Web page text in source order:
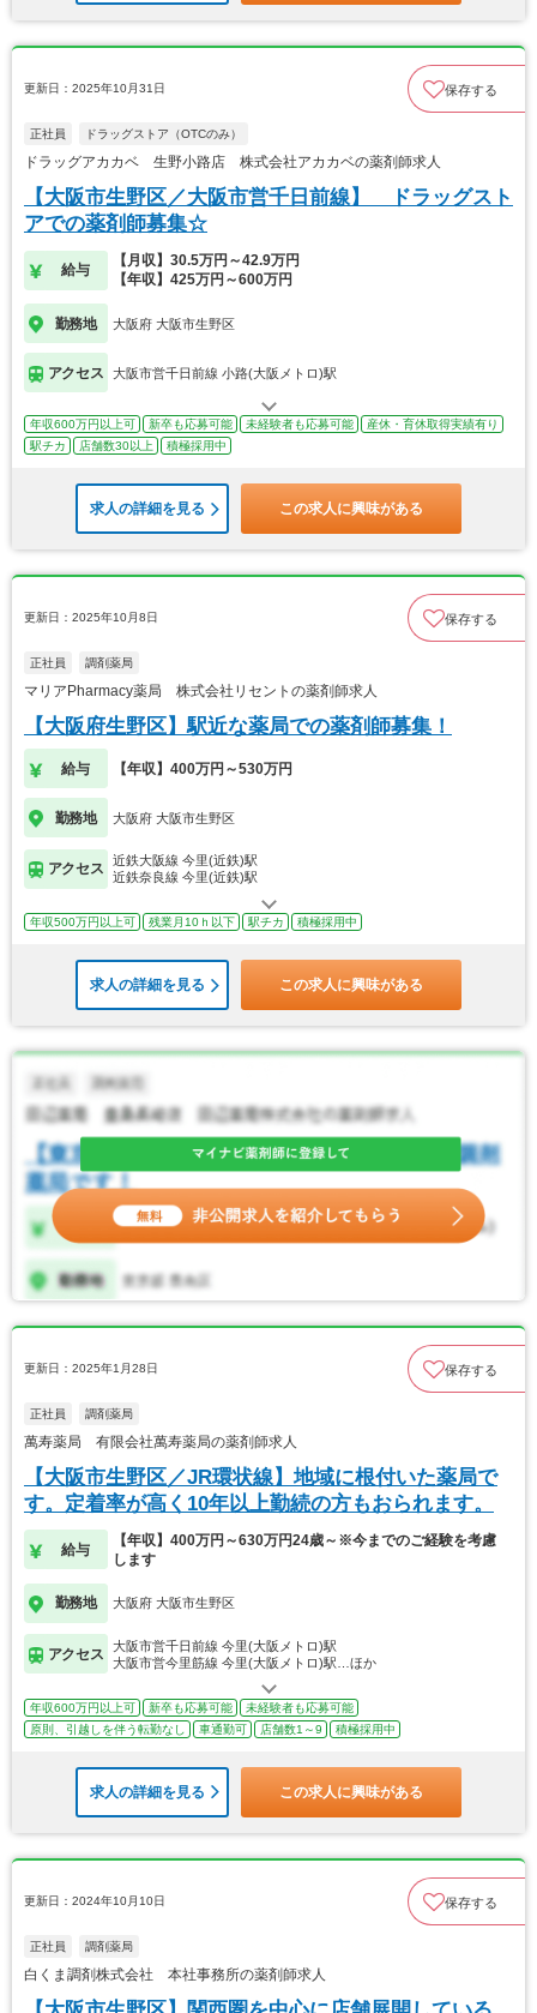
更新日：2025年10月31日 保存する
正社員 ドラッグストア（OTCのみ）
ドラッグアカカベ 生野小路店 株式会社アカカベの薬剤師求人
【大阪市生野区／大阪市営千日前線】 ドラッグスト
アでの薬剤師募集☆
給与
【月収】30.5万円～42.9万円
【年収】425万円～600万円
勤務地 大阪府 大阪市生野区
アクセス 大阪市営千日前線 小路(大阪メトロ)駅
年収600万円以上可 新卒も応募可能 未経験者も応募可能
産休・育休取得実績有り
駅チカ
店舗数30以上 積極採用中
求人の詳細を見る この求人に興味がある
更新日：2025年10月8日 保存する
正社員 調剤薬局
マリアPharmacy薬局 株式会社リセントの薬剤師求人
【大阪府生野区】駅近な薬局での薬剤師募集！
給与 【年収】400万円～530万円
勤務地 大阪府 大阪市生野区
アクセス
近鉄大阪線 今里(近鉄)駅
近鉄奈良線 今里(近鉄)駅
年収500万円以上可 残業月10ｈ以下 駅チカ 積極採用中
求人の詳細を見る この求人に興味がある
更新日：2025年1月28日 保存する
正社員 調剤薬局
萬寿薬局 有限会社萬寿薬局の薬剤師求人
【大阪市生野区／JR環状線】地域に根付いた薬局で
す。定着率が高く10年以上勤続の方もおられます。
給与
【年収】400万円～630万円24歳～※今までのご経験を考慮
します
勤務地 大阪府 大阪市生野区
アクセス
大阪市営千日前線 今里(大阪メトロ)駅
大阪市営今里筋線 今里(大阪メトロ)駅…ほか
年収600万円以上可 新卒も応募可能
未経験者も応募可能
原則、引越しを伴う転勤なし
車通勤可 店舗数1～9 積極採用中
求人の詳細を見る この求人に興味がある
更新日：2024年10月10日 保存する
正社員 調剤薬局
白くま調剤株式会社 本社事務所の薬剤師求人